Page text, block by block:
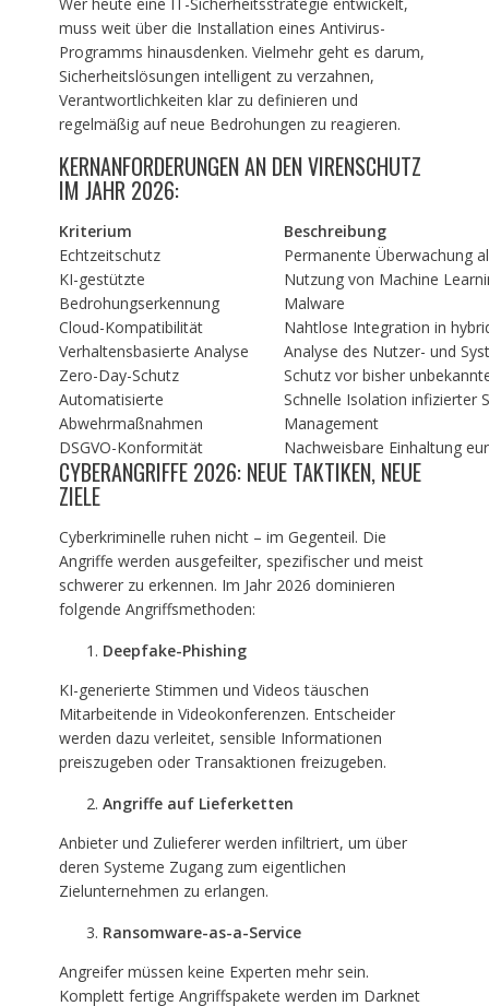
muss weit über die Installation eines Antivirus-
Programms hinausdenken. Vielmehr geht es darum,
Sicherheitslösungen intelligent zu verzahnen,
Verantwortlichkeiten klar zu definieren und
regelmäßig auf neue Bedrohungen zu reagieren.
KERNANFORDERUNGEN AN DEN VIRENSCHUTZ
IM JAHR 2026:
Kriterium
Beschreibung
Echtzeitschutz
Permanente Überwachung
KI-gestützte
Bedrohungserkennung
Nutzung von Machine
Malware
Cloud-Kompatibilität
Nahtlose Integration in
Verhaltensbasierte Analyse
Analyse des Nutzer- und
Zero-Day-Schutz
Schutz vor bisher
Automatisierte
Abwehrmaßnahmen
Schnelle Isolation infizierter
Management
DSGVO-Konformität
Nachweisbare Einhaltung
CYBERANGRIFFE 2026: NEUE TAKTIKEN, NEUE
ZIELE
Cyberkriminelle ruhen nicht – im Gegenteil. Die
Angriffe werden ausgefeilter, spezifischer und meist
schwerer zu erkennen. Im Jahr 2026 dominieren
folgende Angriffsmethoden:
Deepfake-Phishing
KI-generierte Stimmen und Videos täuschen
Mitarbeitende in Videokonferenzen. Entscheider
werden dazu verleitet, sensible Informationen
preiszugeben oder Transaktionen freizugeben.
Angriffe auf Lieferketten
Anbieter und Zulieferer werden infiltriert, um über
deren Systeme Zugang zum eigentlichen
Zielunternehmen zu erlangen.
Ransomware-as-a-Service
Angreifer müssen keine Experten mehr sein.
Komplett fertige Angriffspakete werden im Darknet